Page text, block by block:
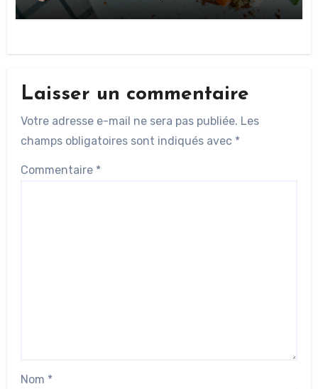
Laisser un commentaire
Votre adresse e-mail ne sera pas publiée. Les
champs obligatoires sont indiqués avec *
Commentaire *
Nom *